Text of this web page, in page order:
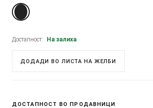
Достапност: На залиха
ДОДАДИ ВО ЛИСТА НА ЖЕЛБИ
ДОСТАПНОСТ ВО ПРОДАВНИЦИ